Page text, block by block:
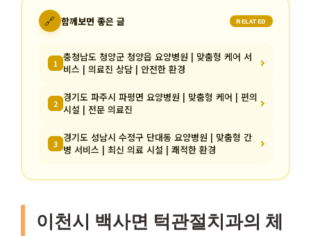
🔗 함께보면 좋은 글 RELATED
1 충청남도 청양군 청양읍 요양병원 | 맞춤형 케어 서
비스 | 의료진 상담 | 안전한 환경
2 경기도 파주시 파평면 요양병원 | 맞춤형 케어 | 편의
시설 | 전문 의료진
3 경기도 성남시 수정구 단대동 요양병원 | 맞춤형 간
병 서비스 | 최신 의료 시설 | 쾌적한 환경
이천시 백사면 턱관절치과의 체